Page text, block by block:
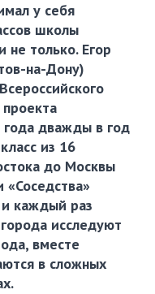
у себя
школы
не только. Егор
на-Дону)
проекта
года дважды в год
класс из 16
до Москвы
«Соседства»
и каждый раз
исследуют
вместе
в сложных